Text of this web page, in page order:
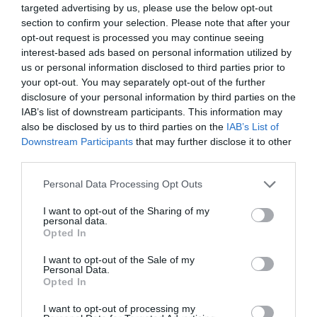
targeted advertising by us, please use the below opt-out
section to confirm your selection. Please note that after your
opt-out request is processed you may continue seeing
interest-based ads based on personal information utilized by
us or personal information disclosed to third parties prior to
your opt-out. You may separately opt-out of the further
disclosure of your personal information by third parties on the
IAB’s list of downstream participants. This information may
also be disclosed by us to third parties on the IAB’s List of
Downstream Participants that may further disclose it to other
Personal Data Processing Opt Outs
I want to opt-out of the Sharing of my
personal data.
Opted In
I want to opt-out of the Sale of my
Personal Data.
Opted In
I want to opt-out of processing my
Según palabras del PresidentPere Aragonés“"El
Mobile ha puesto a Catalunya en el centro
mundial de la tecnología digital". Y esto ha
supuesto para el ecosistema emprendedor, a
través del 4YFN, más de 1000 inversores
internacionales, una fuerte participación del
ecosistema local y más de 700 startups de 38
No obstante, quizás lo más importantes del Mobile
World Congress y el 4YFN no es tan solo lo que
pasa dentro del mismo, si no todos los
side-
events, cenas, encuentros que el ecosistema local
oportunidades y colaboración de nicho que